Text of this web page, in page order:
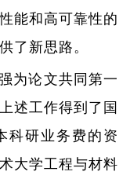
能和高可靠性的
了新思路。
为论文共同第一
述工作得到了国
科研业务费的资
大学工程与材料